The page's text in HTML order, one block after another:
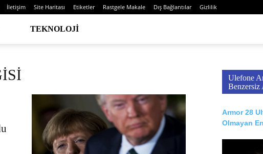
İletişim Site Haritası Etiketler Rastgele Makale Dış Bağlantılar Gizlilik
TEKNOLOJI
Ulefone
Benzersiz
Armor 28
Olmayan